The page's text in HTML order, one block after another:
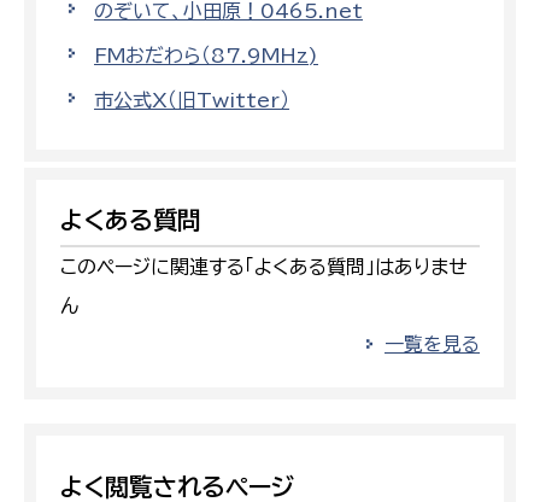
のぞいて、小田原！0465.net
FMおだわら（87.9MHz)
市公式X（旧Twitter）
よくある質問
このページに関連する「よくある質問」はありませ
ん
一覧を見る
よく閲覧されるページ